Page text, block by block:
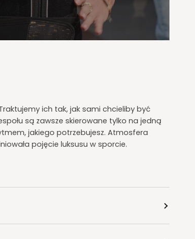
ich tak, jak sami chcieliby być
są zawsze skierowane tylko na jedną
jakiego potrzebujesz. Atmosfera
pojęcie luksusu w sporcie.